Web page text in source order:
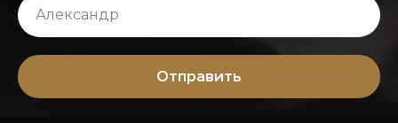
Отправить